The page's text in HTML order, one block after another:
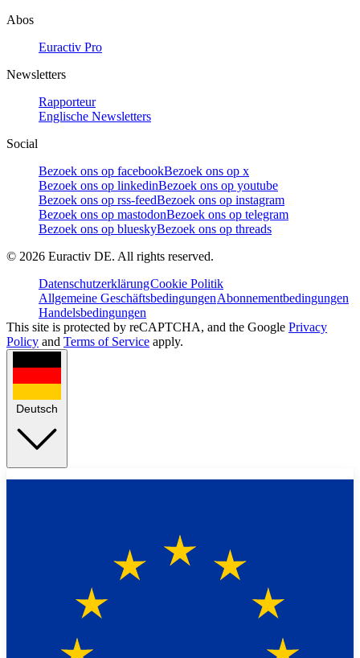
Abos
Euractiv Pro
Newsletters
Rapporteur
Englische Newsletters
Social
Bezoek ons op facebookBezoek ons op x
Bezoek ons op linkedinBezoek ons op youtube
Bezoek ons op rss-feedBezoek ons op instagram
Bezoek ons op mastodonBezoek ons op telegram
Bezoek ons op blueskyBezoek ons op threads
© 2026 Euractiv DE. All rights reserved.
DatenschutzerklärungCookie Politik
Allgemeine GeschäftsbedingungenAbonnementbedingungen
Handelsbedingungen
This site is protected by reCAPTCHA, and the Google Privacy
Policy and Terms of Service apply.
Deutsch